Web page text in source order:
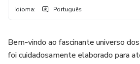
Idioma: Português
Bem-vindo ao fascinante universo
foi cuidadosamente elaborado para